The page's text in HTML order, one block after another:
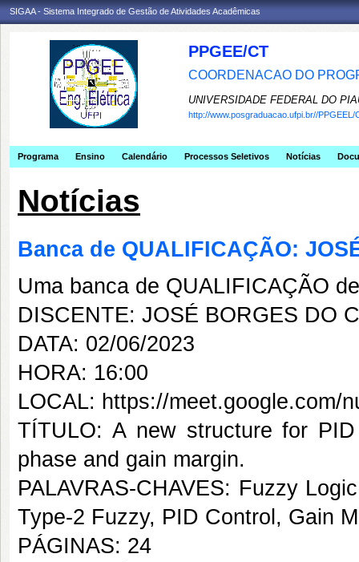
SIGAA - Sistema Integrado de Gestão de Atividades Acadêmicas
PPGEE/CT
COORDENACAO DO
UNIVERSIDADE FEDERAL DO
http://www.posgraduacao.ufpi.br//PPGEEL/
Programa Ensino Calendário Processos Seletivos Notícias
Notícias
Banca de QUALIFICAÇÃO:
Uma banca de QUALIFICAÇÃO
DISCENTE: JOSÉ BORGES DO
DATA: 02/06/2023
HORA: 16:00
LOCAL: https://meet.google.com/
TÍTULO: A new structure for
phase and gain margin.
PALAVRAS-CHAVES: Fuzzy
Type-2 Fuzzy, PID Control, Gain
PÁGINAS: 24